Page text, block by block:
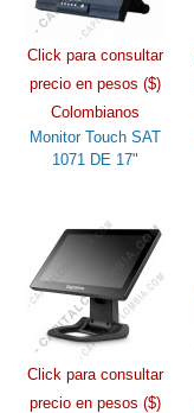
Click para consultar
precio en pesos ($)
Colombianos
Monitor Touch SAT
1071 DE 17"
Click para consultar
precio en pesos ($)